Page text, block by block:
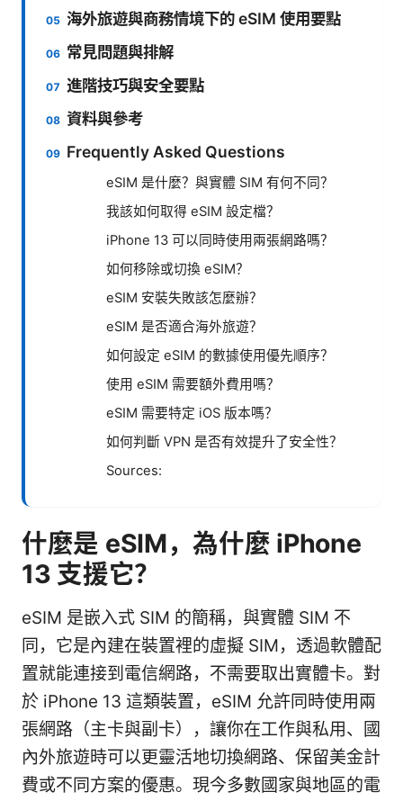
海外旅遊與商務情境下的 eSIM 使用要點
常見問題與排解
進階技巧與安全要點
資料與參考
Frequently Asked Questions
eSIM 是什麼？與實體 SIM 有何不同？
我該如何取得 eSIM 設定檔？
iPhone 13 可以同時使用兩張網路嗎？
如何移除或切換 eSIM？
eSIM 安裝失敗該怎麼辦？
eSIM 是否適合海外旅遊？
如何設定 eSIM 的數據使用優先順序？
使用 eSIM 需要額外費用嗎？
eSIM 需要特定 iOS 版本嗎？
如何判斷 VPN 是否有效提升了安全性？
Sources:
什麼是 eSIM，為什麼 iPhone
13 支援它？
eSIM 是嵌入式 SIM 的簡稱，與實體 SIM 不
同，它是內建在裝置裡的虛擬 SIM，透過軟體配
置就能連接到電信網路，不需要取出實體卡。對
於 iPhone 13 這類裝置，eSIM 允許同時使用兩
張網路（主卡與副卡），讓你在工作與私用、國
內外旅遊時可以更靈活地切換網路、保留美金計
費或不同方案的優惠。現今多數國家與地區的電